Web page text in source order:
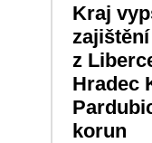
Kraj
z
Hradec
korun